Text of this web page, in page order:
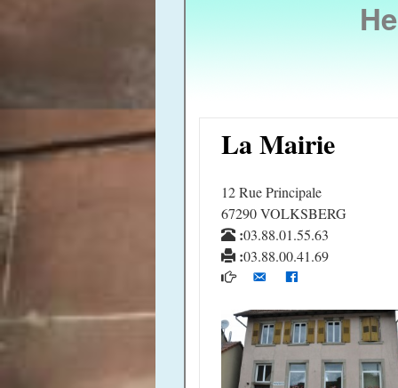
La Mairie
12 Rue Principale
67290 VOLKSBERG
:03.88.01.55.63
:03.88.00.41.69